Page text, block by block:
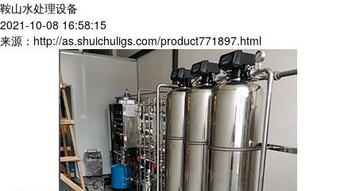
鞍山水处理设备
2021-10-08 16:58:15
来源：http://as.shuichuligs.com/product771897.html